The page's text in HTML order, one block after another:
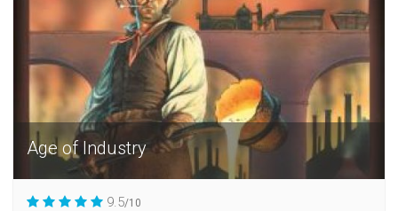
Age of Industry
9.5/10